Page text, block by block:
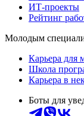
ИТ-проекты
Рейтинг
Молодым
Карьера для
Школа
Карьера в
Боты для